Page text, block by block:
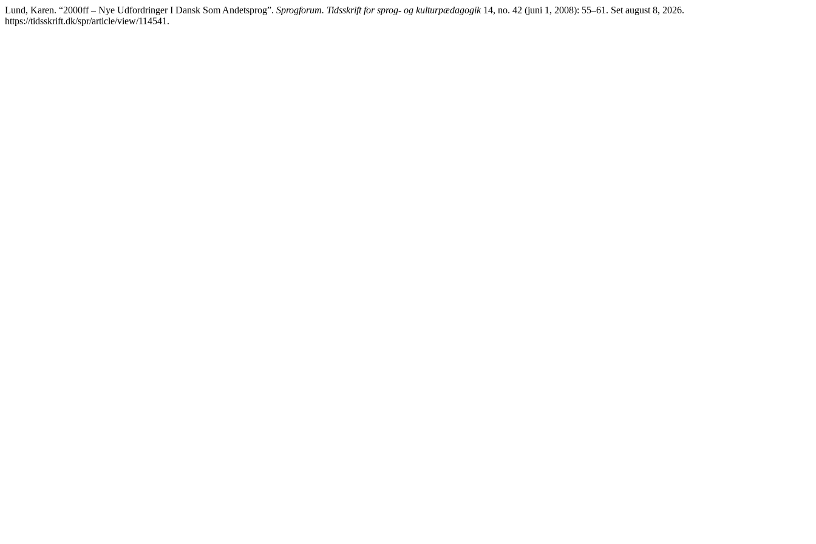
Lund, Karen. “2000ff – Nye Udfordringer I Dansk Som Andetsprog”. Sprogforum. Tidsskrift for sprog- og kulturpædagogik14, no. 42 (juni 1, 2008): 55–61. Set august 8, 2026.
https://tidsskrift.dk/spr/article/view/114541.